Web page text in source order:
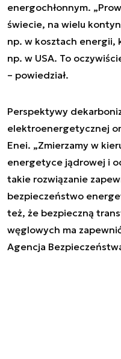
energochłonnym.
świecie, na wielu
np. w kosztach energii,
np. w USA. To
– powiedział.
Perspektywy
elektroenergetycznej
Enei. „Zmierzamy w
energetyce jądrowej i
takie rozwiązanie
bezpieczeństwo
też, że bezpieczną
węglowych ma
Agencja